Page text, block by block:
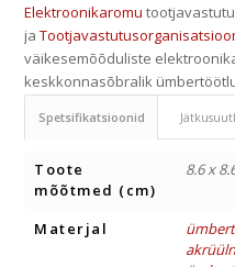
Elektroonikaromu
ja
väikesemõõduliste
keskkonnasõbralik
Spetsifikatsioonid
Toote
mõõtmed (cm)
8.6 x
Materjal